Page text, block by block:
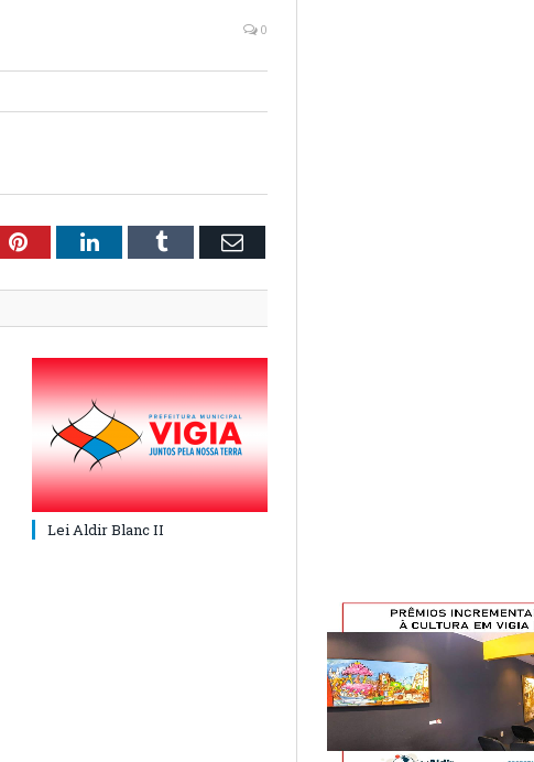
0
PinterestLinkedInTumblr Email
Lei Aldir Blanc II